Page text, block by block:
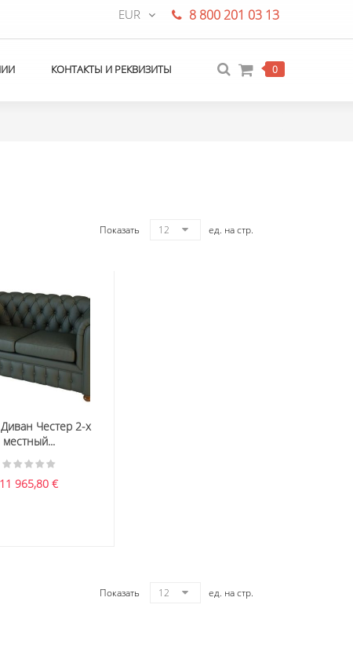
8 800 201 03 13
EUR
0
КОНТАКТЫ И РЕКВИЗИТЫ
Показать 12 ед. на стр.
Честер 2-х
местный...
11 965,80€
Показать 12 ед. на стр.